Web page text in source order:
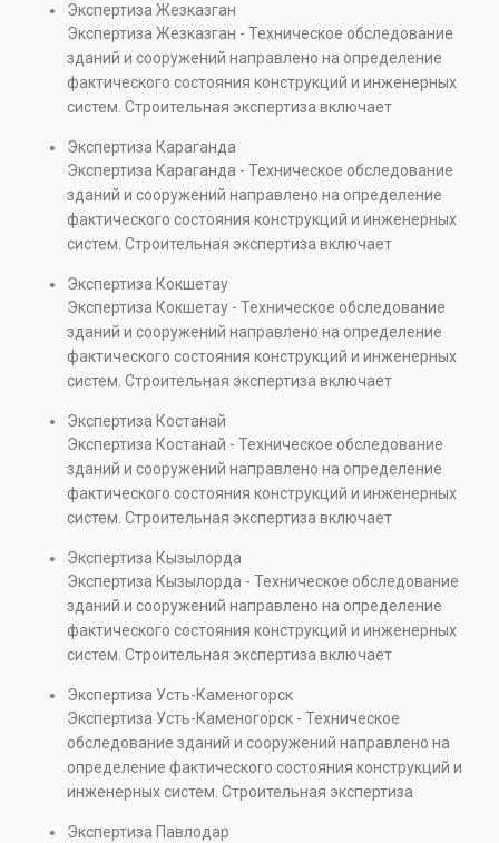
элементов и оценку эксплуатационной безопасности.
Услуга востребована при покупке недвижимости,
капитальном ремонте и реконструкции объектов, а
также при судебных разбирательствах и технических
проверках.
Экспертиза Жезказган
Экспертиза Жезказган - Техническое обследование
зданий и сооружений направлено на определение
фактического состояния конструкций и инженерных
систем. Строительная экспертиза включает
элементов и оценку эксплуатационной безопасности.
Услуга востребована при покупке недвижимости,
капитальном ремонте и реконструкции объектов, а
также при судебных разбирательствах и технических
проверках.
Экспертиза Караганда
Экспертиза Караганда - Техническое обследование
зданий и сооружений направлено на определение
фактического состояния конструкций и инженерных
систем. Строительная экспертиза включает
элементов и оценку эксплуатационной безопасности.
Услуга востребована при покупке недвижимости,
капитальном ремонте и реконструкции объектов, а
также при судебных разбирательствах и технических
проверках.
Экспертиза Кокшетау
Экспертиза Кокшетау - Техническое обследование
зданий и сооружений направлено на определение
фактического состояния конструкций и инженерных
систем. Строительная экспертиза включает
элементов и оценку эксплуатационной безопасности.
Услуга востребована при покупке недвижимости,
капитальном ремонте и реконструкции объектов, а
также при судебных разбирательствах и технических
проверках.
Экспертиза Костанай
Экспертиза Костанай - Техническое обследование
зданий и сооружений направлено на определение
фактического состояния конструкций и инженерных
систем. Строительная экспертиза включает
элементов и оценку эксплуатационной безопасности.
Услуга востребована при покупке недвижимости,
капитальном ремонте и реконструкции объектов, а
также при судебных разбирательствах и технических
проверках.
Экспертиза Кызылорда
Экспертиза Кызылорда - Техническое обследование
зданий и сооружений направлено на определение
фактического состояния конструкций и инженерных
систем. Строительная экспертиза включает
элементов и оценку эксплуатационной безопасности.
Услуга востребована при покупке недвижимости,
капитальном ремонте и реконструкции объектов, а
также при судебных разбирательствах и технических
проверках.
Экспертиза Усть-Каменогорск
Экспертиза Усть-Каменогорск - Техническое
обследование зданий и сооружений направлено на
определение фактического состояния конструкций и
инженерных систем. Строительная экспертиза
Экспертиза Павлодар